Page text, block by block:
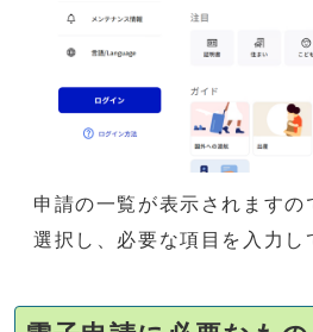
申請の一覧が表示されますの
選択し、必要な項目を入力し